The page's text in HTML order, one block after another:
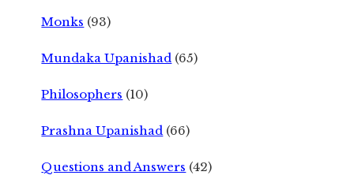
Monks (93)
Mundaka Upanishad (65)
Philosophers (10)
Prashna Upanishad (66)
Questions and Answers (42)